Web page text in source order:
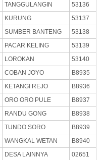
TANGGULANGIN
53136
KURUNG
53137
SUMBER BANTENG
53138
PACAR KELING
53139
LOROKAN
53140
COBAN JOYO
B8935
KETANGI REJO
B8936
ORO ORO PULE
B8937
RANDU GONG
B8938
TUNDO SORO
B8939
WANGKAL WETAN
B8940
DESA LAINNYA
02651